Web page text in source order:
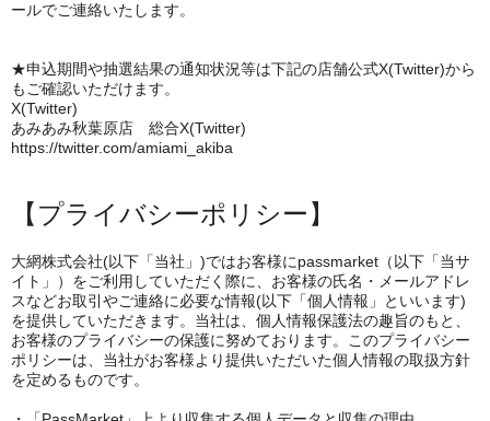
ールでご連絡いたします。
★申込期間や抽選結果の通知状況等は下記の店舗公式X(Twitter)から
もご確認いただけます。
X(Twitter)
あみあみ秋葉原店 総合X(Twitter)
https://twitter.com/amiami_akiba
【プライバシーポリシー】
大網株式会社(以下「当社」)ではお客様にpassmarket（以下「当サ
イト」）をご利用していただく際に、お客様の氏名・メールアドレ
スなどお取引やご連絡に必要な情報(以下「個人情報」といいます)
を提供していただきます。当社は、個人情報保護法の趣旨のもと、
お客様のプライバシーの保護に努めております。このプライバシー
ポリシーは、当社がお客様より提供いただいた個人情報の取扱方針
を定めるものです。